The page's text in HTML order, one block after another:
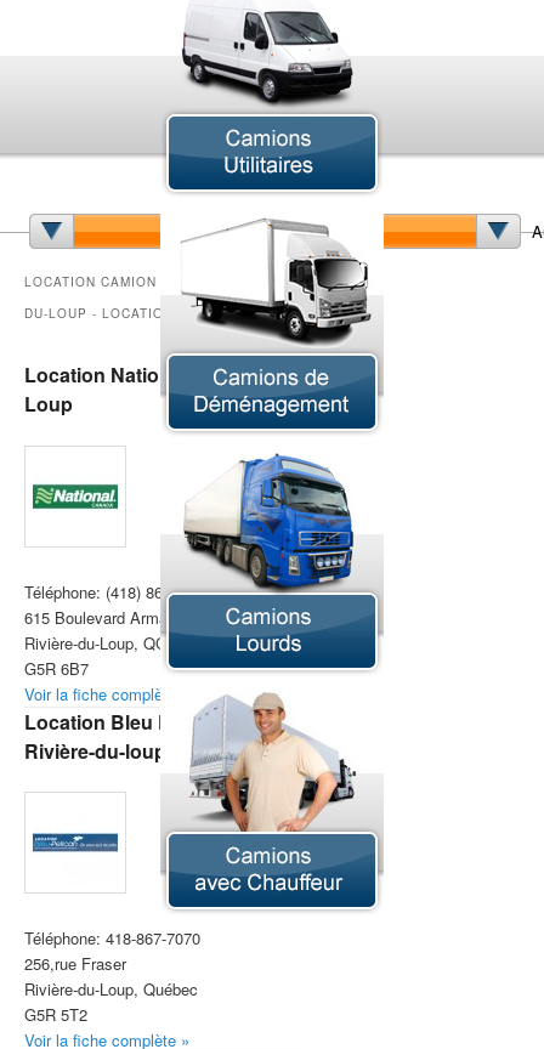
Camion à Benne Basculante Camion Articulé
Camion de Déménagement
Camion Grue
Camion Plateforme
Camion Réfrigéré
Chariot Élévateur
Fougonnette
LOCATION CAMION PICK-UP RIVIÈRE-
DU-LOUP - LOCATION CAMIONS
Location National Rivière-du-
Loup
Téléphone: (418) 860-2111
615 Boulevard Armand-Thériault,
Rivière-du-Loup, QC
G5R 6B7 ‎
Voir la fiche complète »
Location Bleu Pelican
Rivière-du-loup
Téléphone: 418-867-7070
256,rue Fraser
Rivière-du-Loup, Québec
G5R 5T2
Voir la fiche complète »